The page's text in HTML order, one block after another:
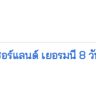
ร์แลนด์ เยอรมนี 8